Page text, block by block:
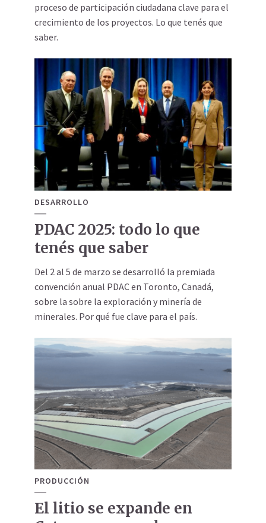
proceso de participación ciudadana clave para el
crecimiento de los proyectos. Lo que tenés que
saber.
DESARROLLO
PDAC 2025: todo lo que
tenés que saber
Del 2 al 5 de marzo se desarrolló la premiada
convención anual PDAC en Toronto, Canadá,
sobre la sobre la exploración y minería de
minerales. Por qué fue clave para el país.
PRODUCCIÓN
El litio se expande en